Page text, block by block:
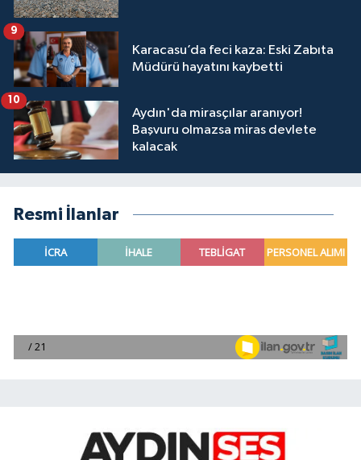
Karacasu’da feci kaza: Eski Zabıta
Müdürü hayatını kaybetti
9
Aydın'da mirasçılar aranıyor!
Başvuru olmazsa miras devlete
kalacak
10
Resmi İlanlar